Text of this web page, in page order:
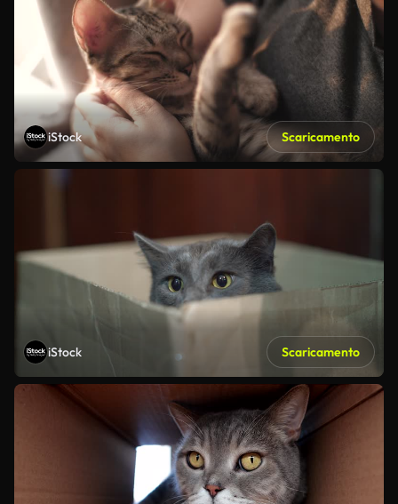
iStock Scaricamento
iStock Scaricamento